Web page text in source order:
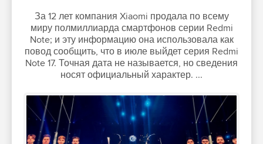
За 12 лет компания Xiaomi продала по всему
миру полмиллиарда смартфонов серии Redmi
Note; и эту информацию она использовала как
повод сообщить, что в июле выйдет серия Redmi
Note 17. Точная дата не называется, но сведения
носят официальный характер. ...